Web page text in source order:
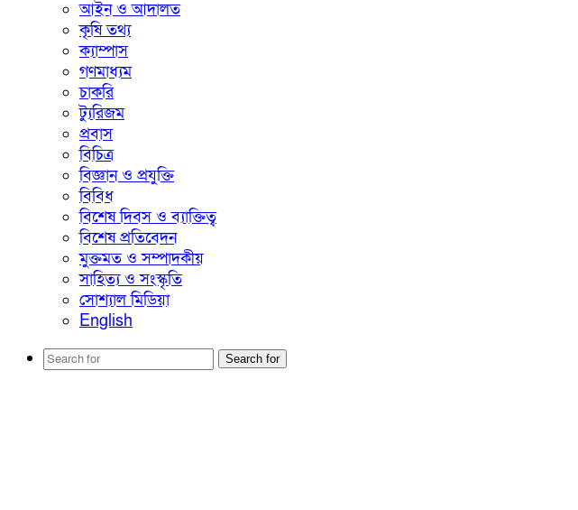
আইন ও আদালত
কৃষি তথ্য
ক্যাম্পাস
গণমাধ্যম
চাকরি
ট্যুরিজম
প্রবাস
বিচিত্র
বিজ্ঞান ও প্রযুক্তি
বিবিধ
বিশেষ দিবস ও ব্যাক্তিত্ব
বিশেষ প্রতিবেদন
মুক্তমত ও সম্পাদকীয়
সাহিত্য ও সংস্কৃতি
সোশ্যাল মিডিয়া
English
Search for